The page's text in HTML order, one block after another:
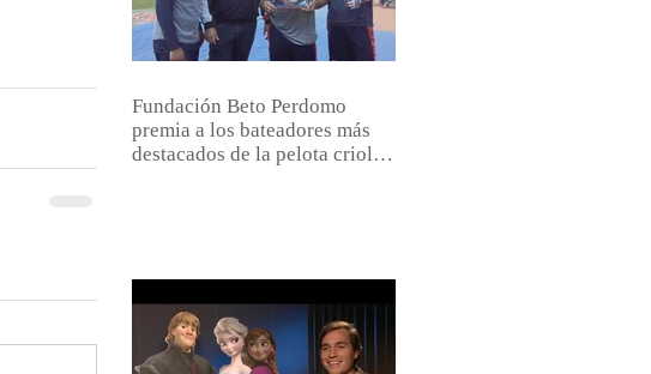
Fundación Beto Perdomo
premia a los bateadores más
destacados de la pelota criolla